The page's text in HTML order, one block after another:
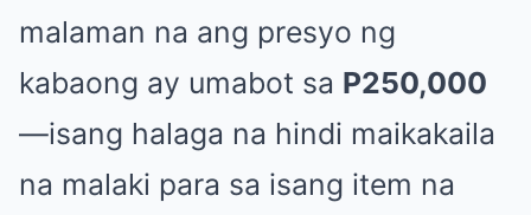
malaman na ang presyo ng
kabaong ay umabot sa P250,000
—isang halaga na hindi maikakaila
na malaki para sa isang item na